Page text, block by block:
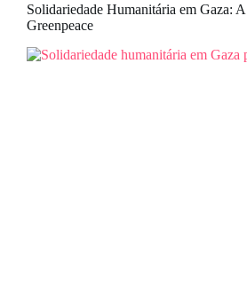
Solidariedade Humanitária em Gaza:
Greenpeace